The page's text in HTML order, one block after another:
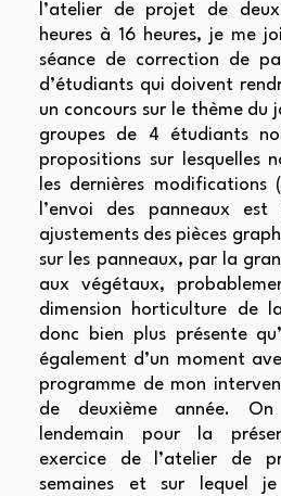
l’atelier de projet de
heures à 16 heures, je me
séance de correction de
d’étudiants qui doivent
un concours sur le thème du
groupes de 4 étudiants
propositions sur lesquelles
les dernières
l’envoi des panneaux
ajustements des pièces
sur les panneaux, par la
aux végétaux,
dimension horticulture de
donc bien plus présente
également d’un moment
programme de mon
de deuxième année.
lendemain pour la
exercice de l’atelier de
semaines et sur lequel